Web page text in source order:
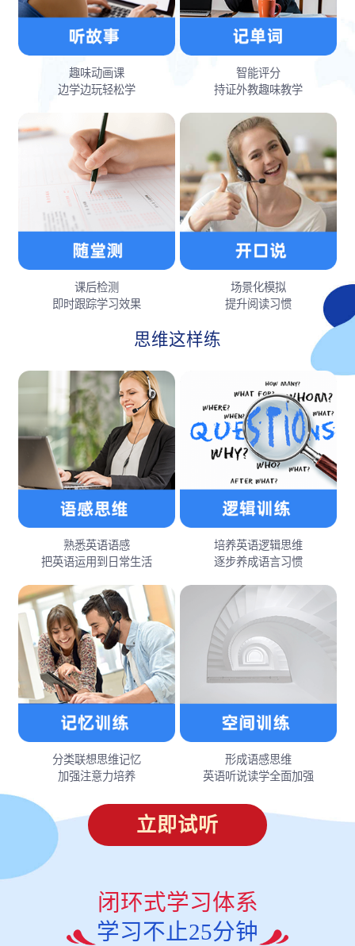
趣味动画课
边学边玩轻松学
智能评分
持证外教趣味教学
课后检测
即时跟踪学习效果
场景化模拟
提升阅读习惯
思维这样练
熟悉英语语感
把英语运用到日常生活
培养英语逻辑思维
逐步养成语言习惯
分类联想思维记忆
加强注意力培养
形成语感思维
英语听说读学全面加强
立即试听
闭环式学习体系
学习不止25分钟